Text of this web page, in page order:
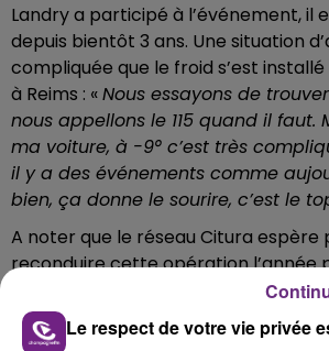
Landry a participé à l’événement, il
depuis bientôt 3 ans. Une situation
compliquée que le froid s’est
à Reims : «Nous essayons de
nous appellons le 115 quand il faut.
ma voiture, à -9° c’est très
il y a des événements comme
bien, ça donne le sourire, c’est le
A noter que le réseau Citura espère
reconduire cette opération l’année
Le respect de votre vie privée